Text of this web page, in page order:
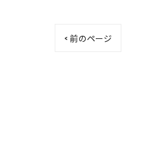
< 前のページ